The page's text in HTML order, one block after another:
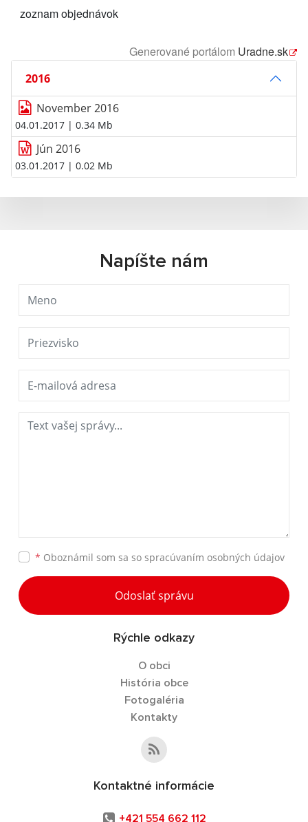
zoznam objednávok
Generované portálom Uradne.sk
2016
November 2016
04.01.2017 | 0.34 Mb
Jún 2016
03.01.2017 | 0.02 Mb
Napíšte nám
* Oboznámil som sa so spracúvaním osobných údajov
Odoslať správu
Rýchle odkazy
O obci
História obce
Fotogaléria
Kontakty
Kontaktné informácie
+421 554 662 112